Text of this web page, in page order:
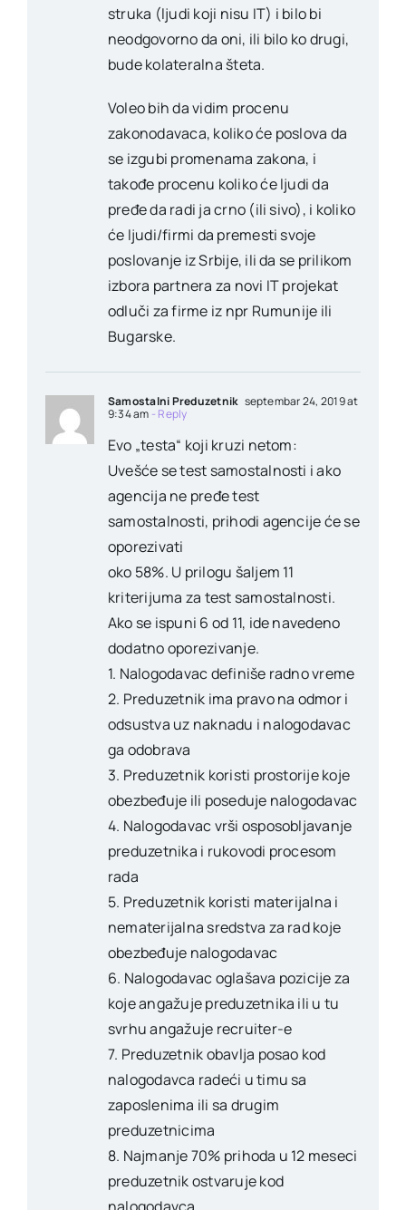
struka (ljudi koji nisu IT) i bilo bi
neodgovorno da oni, ili bilo ko drugi,
bude kolateralna šteta.
Voleo bih da vidim procenu
zakonodavaca, koliko će poslova da
se izgubi promenama zakona, i
takođe procenu koliko će ljudi da
pređe da radi ja crno (ili sivo), i koliko
će ljudi/firmi da premesti svoje
poslovanje iz Srbije, ili da se prilikom
izbora partnera za novi IT projekat
odluči za firme iz npr Rumunije ili
Bugarske.
Samostalni Preduzetnik septembar 24, 2019 at
9:34 am - Reply
Evo „testa“ koji kruzi netom:
Uvešće se test samostalnosti i ako
agencija ne pređe test
samostalnosti, prihodi agencije će se
oporezivati
oko 58%. U prilogu šaljem 11
kriterijuma za test samostalnosti.
Ako se ispuni 6 od 11, ide navedeno
dodatno oporezivanje.
1. Nalogodavac definiše radno vreme
2. Preduzetnik ima pravo na odmor i
odsustva uz naknadu i nalogodavac
ga odobrava
3. Preduzetnik koristi prostorije koje
obezbeđuje ili poseduje nalogodavac
4. Nalogodavac vrši osposobljavanje
preduzetnika i rukovodi procesom
rada
5. Preduzetnik koristi materijalna i
nematerijalna sredstva za rad koje
obezbeđuje nalogodavac
6. Nalogodavac oglašava pozicije za
koje angažuje preduzetnika ili u tu
svrhu angažuje recruiter-e
7. Preduzetnik obavlja posao kod
nalogodavca radeći u timu sa
zaposlenima ili sa drugim
preduzetnicima
8. Najmanje 70% prihoda u 12 meseci
preduzetnik ostvaruje kod